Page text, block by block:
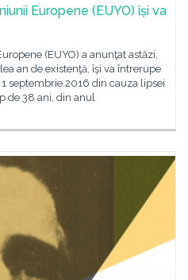
Europene (EUYO) își va
(EUYO) a anunţat astăzi,
an de existenţă, îşi va întrerupe
septembrie 2016 din cauza lipsei
de 38 ani, din anul